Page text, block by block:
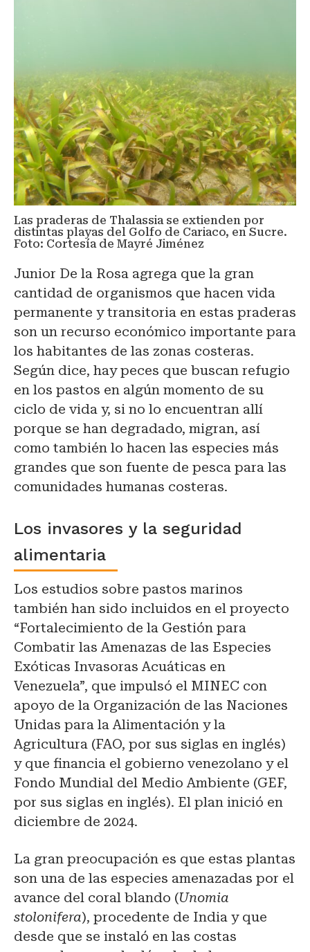
Las praderas de Thalassia se extienden por
distintas playas del Golfo de Cariaco, en Sucre.
Foto: Cortesía de Mayré Jiménez
Junior De la Rosa agrega que la gran
cantidad de organismos que hacen vida
permanente y transitoria en estas praderas
son un recurso económico importante para
los habitantes de las zonas costeras.
Según dice, hay peces que buscan refugio
en los pastos en algún momento de su
ciclo de vida y, si no lo encuentran allí
porque se han degradado, migran, así
como también lo hacen las especies más
grandes que son fuente de pesca para las
comunidades humanas costeras.
Los invasores y la seguridad
alimentaria
Los estudios sobre pastos marinos
también han sido incluidos en el proyecto
“Fortalecimiento de la Gestión para
Combatir las Amenazas de las Especies
Exóticas Invasoras Acuáticas en
Venezuela”, que impulsó el MINEC con
apoyo de la Organización de las Naciones
Unidas para la Alimentación y la
Agricultura (FAO, por sus siglas en inglés)
y que financia el gobierno venezolano y el
Fondo Mundial del Medio Ambiente (GEF,
por sus siglas en inglés). El plan inició en
diciembre de 2024.
La gran preocupación es que estas plantas
son una de las especies amenazadas por el
avance del coral blando (Unomia
stolonifera), procedente de India y que
desde que se instaló en las costas